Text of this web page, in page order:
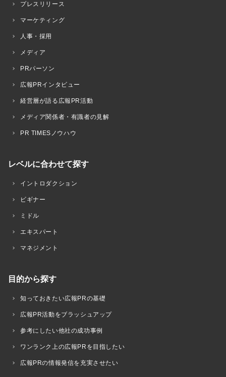
プレスリリース
マーケティング
人事・採用
メディア
PRパーソン
広報PRインタビュー
経営層が語る広報PR活動
メディア関係者・有識者の見解
PR TIMESノウハウ
レベルに合わせて探す
イントロダクション
ビギナー
ミドル
エキスパート
マネジメント
目的から探す
知っておきたい広報PRの基礎
広報PR活動をブラッシュアップ
参考にしたい他社の成功事例
ワンランク上の広報PRを目指したい
広報PRの情報発信を充実させたい